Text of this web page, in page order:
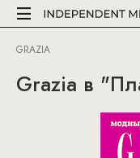
GRAZIA
Grazia в